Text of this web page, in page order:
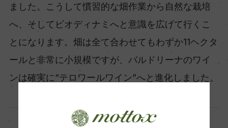
ました。こうして慣習的な畑作業から自然な栽培
へ、そしてビオディナミへと意識を広げて行くこ
とになります。畑は全て合わせてもわずか11ヘクタ
ールと非常に小規模ですが、バルドリーナのワイ
ンは確実に“テロワールワイン”へと進化しました。